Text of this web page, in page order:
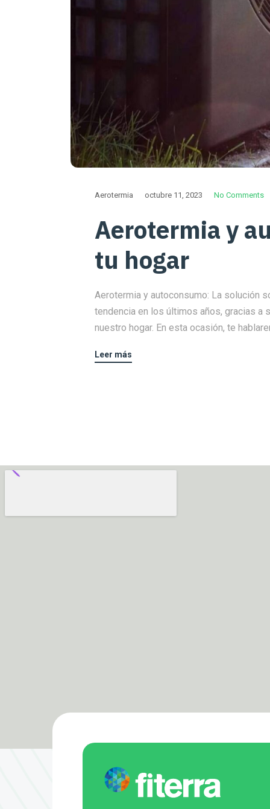
Aerotermia octubre 11, 2023 No Comments
Aerotermia y
tu hogar
Aerotermia y autoconsumo: La solución
tendencia en los últimos años, gracias a
nuestro hogar. En esta ocasión, te
Leer más